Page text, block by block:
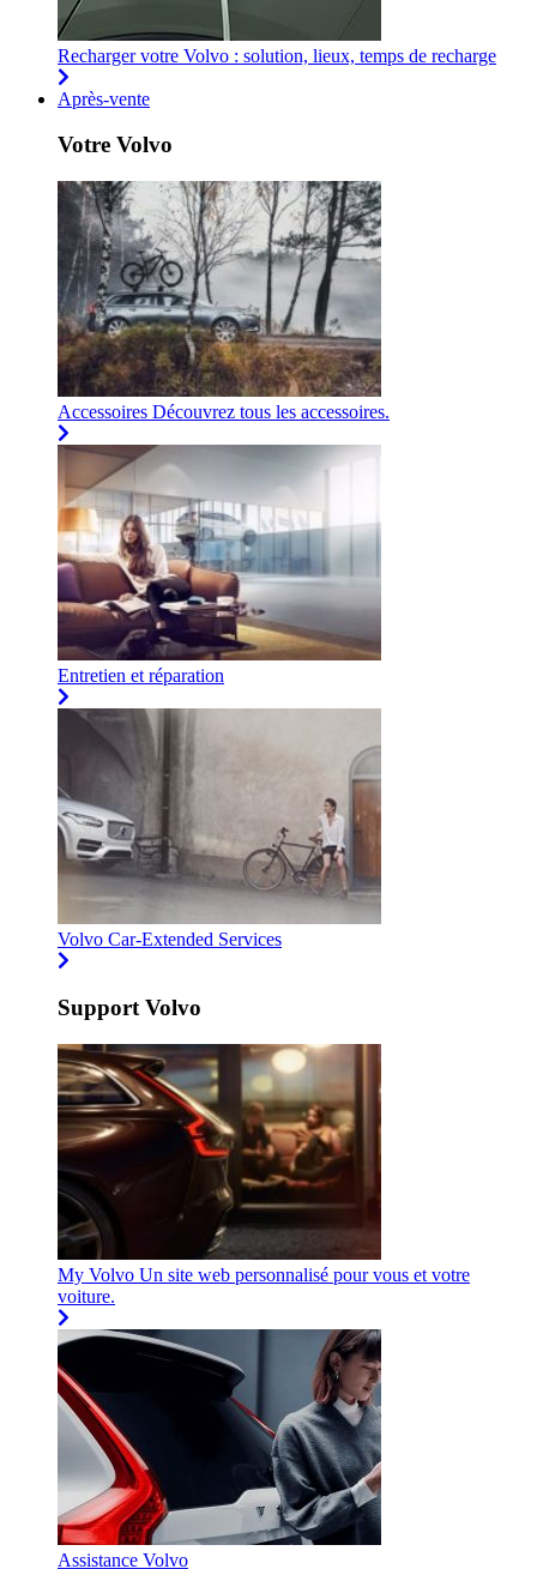
Recharger votre Volvo : solution, lieux, temps de recharge
Après-vente
Votre Volvo
Accessoires Découvrez tous les accessoires.
Entretien et réparation
Volvo Car-Extended Services
Support Volvo
My Volvo Un site web personnalisé pour vous et votre
voiture.
Assistance Volvo